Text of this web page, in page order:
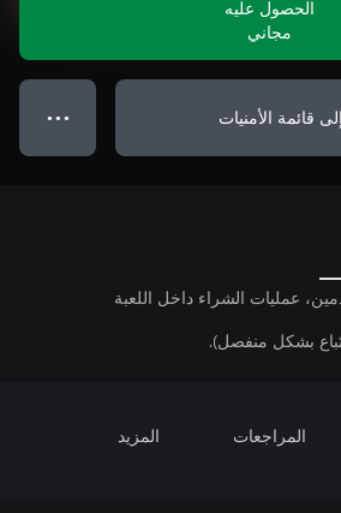
الحصول عليه
مجاني
قائمة الأمنيات ● ● ●
عمليات الشراء داخل اللعبة
بشكل منفصل).
المراجعات المزيد